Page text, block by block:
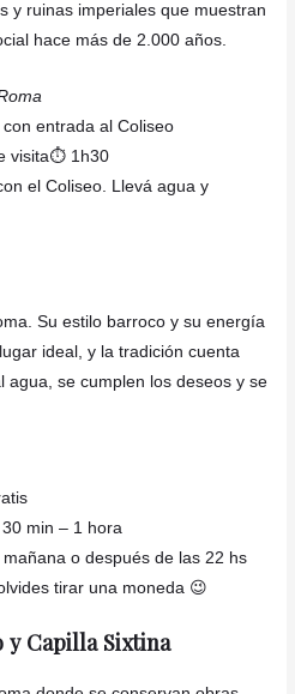
y ruinas imperiales que muestran
hace más de 2.000 años.
entrada al Coliseo
visita⏱️ 1h30
el Coliseo. Llevá agua y
Su estilo barroco y su energía
ideal, y la tradición cuenta
agua, se cumplen los deseos y se
min – 1 hora
o después de las 22 hs
tirar una moneda 😉
y Capilla Sixtina